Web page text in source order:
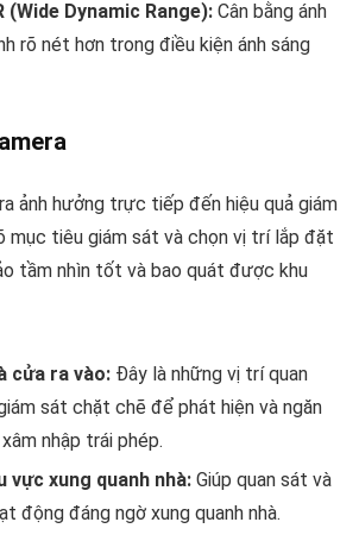
(Wide Dynamic Range): Cân bằng ánh
rõ nét hơn trong điều kiện ánh sáng
ảnh hưởng trực tiếp đến hiệu quả giám
mục tiêu giám sát và chọn vị trí lắp đặt
tầm nhìn tốt và bao quát được khu
cửa ra vào: Đây là những vị trí quan
sát chặt chẽ để phát hiện và ngăn
nhập trái phép.
vực xung quanh nhà: Giúp quan sát và
động đáng ngờ xung quanh nhà.